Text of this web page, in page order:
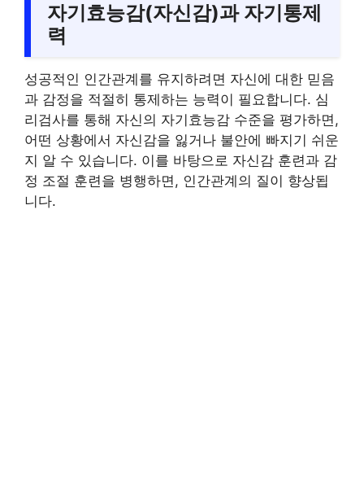
자기효능감(자신감)과 자기통제
력
성공적인 인간관계를 유지하려면 자신에 대한 믿음
과 감정을 적절히 통제하는 능력이 필요합니다. 심
리검사를 통해 자신의 자기효능감 수준을 평가하면,
어떤 상황에서 자신감을 잃거나 불안에 빠지기 쉬운
지 알 수 있습니다. 이를 바탕으로 자신감 훈련과 감
정 조절 훈련을 병행하면, 인간관계의 질이 향상됩
니다.